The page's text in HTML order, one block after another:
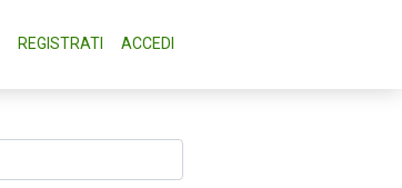
REGISTRATI ACCEDI